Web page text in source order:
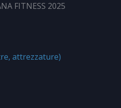
FITNESS 2025
attrezzature)